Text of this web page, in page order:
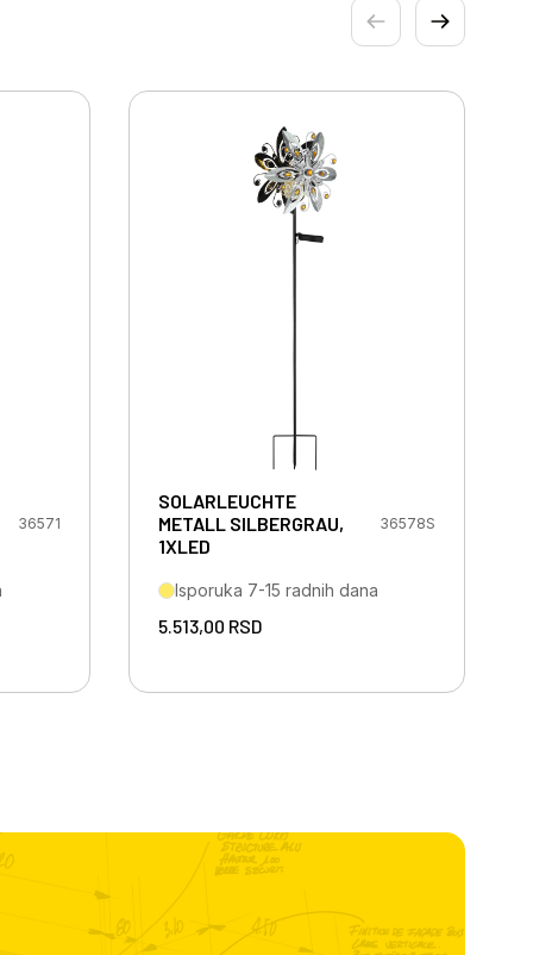
36571
SOLARLEUCHTE
METALL SILBERGRAU,
1XLED
36578S
Isporuka 7-15 radnih dana
5.513,00 RSD